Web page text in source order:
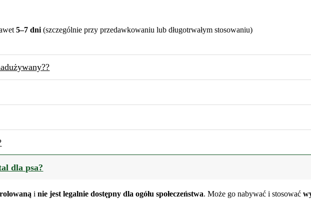
5–7 dni(szczególnie przy przedawkowaniu lub długotrwałym stosowaniu)
dla psa?
i nie jest legalnie dostępny dla ogółu społeczeństwa. Może go nabywać i stosować